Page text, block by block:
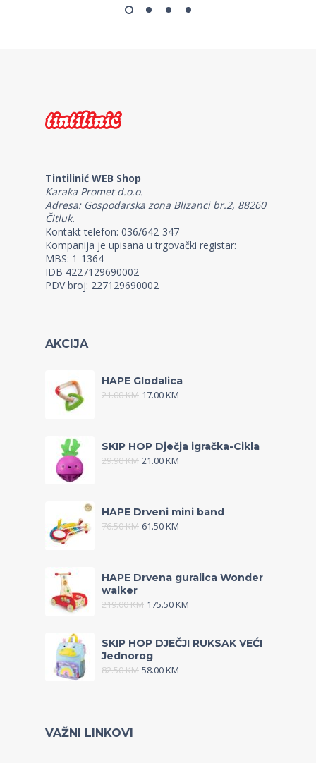
Tintilinić WEB Shop
Karaka Promet d.o.o.
Adresa: Gospodarska zona Blizanci br.2, 88260
Čitluk.
Kontakt telefon: 036/642-347
Kompanija je upisana u trgovački registar:
MBS: 1-1364
IDB 4227129690002
PDV broj: 227129690002
AKCIJA
HAPE Glodalica
21.00KM 17.00KM
SKIP HOP Dječja igračka-Cikla
29.90KM 21.00KM
HAPE Drveni mini band
76.50KM 61.50KM
HAPE Drvena guralica Wonder
walker
219.00KM 175.50KM
SKIP HOP DJEČJI RUKSAK VEĆI
Jednorog
82.50KM 58.00KM
VAŽNI LINKOVI